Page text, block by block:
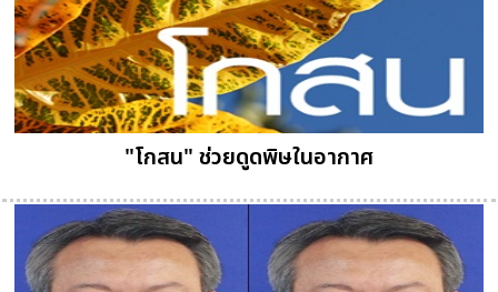
"โกสน" ช่วยดูดพิษในอากาศ